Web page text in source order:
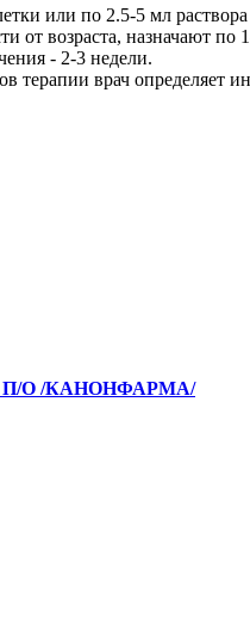
или по 2.5-5 мл
от возраста, назначают
- 2-3 недели.
терапии врач определяет
П/О /КАНОНФАРМА/